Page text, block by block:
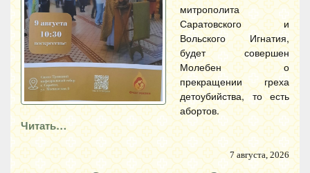
митрополита
Саратовского и
Вольского Игнатия,
будет совершен
Молебен о
прекращении греха
детоубийства, то есть
абортов.
Читать…
7 августа, 2026